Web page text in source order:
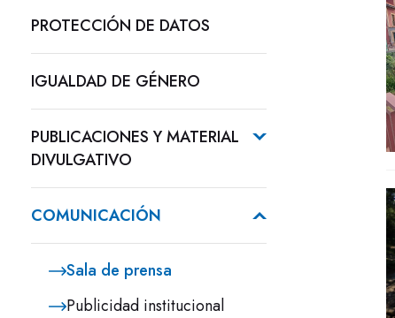
PROTECCIÓN DE DATOS
IGUALDAD DE GÉNERO
PUBLICACIONES Y MATERIAL
DIVULGATIVO
COMUNICACIÓN
Sala de prensa
Publicidad institucional